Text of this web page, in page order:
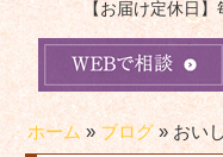
【お届け定休日
ホーム» ブログ» おい